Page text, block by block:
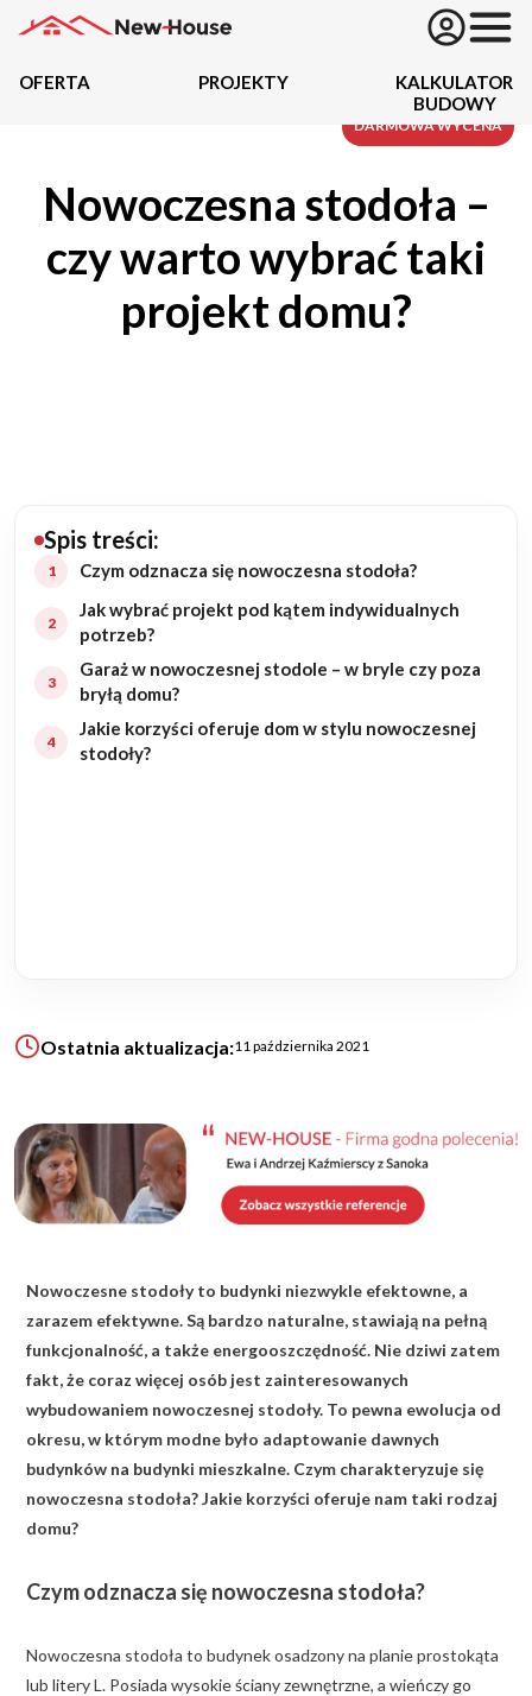
Oferta
Działki
Budowa domu
Rezydencje
Rozbudowa
Remonty
Ogrody
KALKULATOR BUDOWY
BLOG
O NAS
KONAKT
ZAPISZ SIĘ
OFERTA PROJEKTY
KALKULATOR
BUDOWY
Nowoczesna stodoła –
czy warto wybrać taki
projekt domu?
Spis treści:
Czym odznacza się nowoczesna stodoła?
Jak wybrać projekt pod kątem indywidualnych
potrzeb?
Garaż w nowoczesnej stodole – w bryle czy poza
bryłą domu?
Jakie korzyści oferuje dom w stylu nowoczesnej
stodoły?
Ostatnia aktualizacja:11 października 2021
Nowoczesne stodoły to budynki niezwykle efektowne, a
zarazem efektywne. Są bardzo naturalne, stawiają na pełną
funkcjonalność, a także energooszczędność. Nie dziwi zatem
fakt, że coraz więcej osób jest zainteresowanych
wybudowaniem nowoczesnej stodoły. To pewna ewolucja od
okresu, w którym modne było adaptowanie dawnych
budynków na budynki mieszkalne. Czym charakteryzuje się
nowoczesna stodoła? Jakie korzyści oferuje nam taki rodzaj
domu?
Czym odznacza się nowoczesna stodoła?
Nowoczesna stodoła to budynek osadzony na planie prostokąta
lub litery L. Posiada wysokie ściany zewnętrzne, a wieńczy go
DARMOWA WYCENA